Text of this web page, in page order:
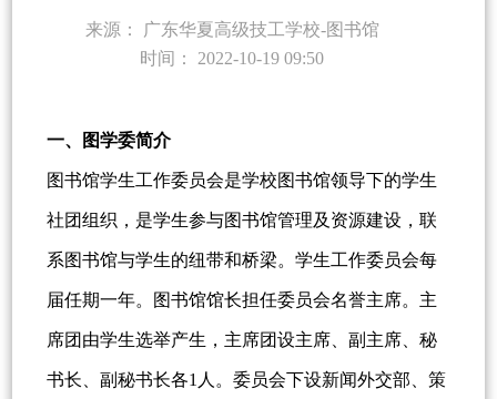
来源：
广东华夏高级技工学校-图书馆
时间： 2022-10-19 09:50
一、图学委简介
图书馆学生工作委员会是学校图书馆领导下的学生
社团组织，是学生参与图书馆管理及资源建设，联
系图书馆与学生的纽带和桥梁。学生工作委员会每
届任期一年。图书馆馆长担任委员会名誉主席。主
席团由学生选举产生，主席团设主席、副主席、秘
书长、副秘书长各1人。委员会下设新闻外交部、策